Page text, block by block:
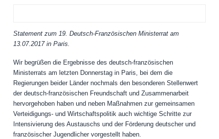
Statement zum 19. Deutsch-Französischen Ministerrat am
13.07.2017 in Paris.
Wir begrüßen die Ergebnisse des deutsch-französischen
Ministerrats am letzten Donnerstag in Paris, bei dem die
Regierungen beider Länder nochmals den besonderen Stellenwert
der deutsch-französischen Freundschaft und Zusammenarbeit
hervorgehoben haben und neben Maßnahmen zur gemeinsamen
Verteidigungs- und Wirtschaftspolitik auch wichtige Schritte zur
Intensivierung des Austauschs und der Förderung deutscher und
französischer Jugendlicher vorgestellt haben.